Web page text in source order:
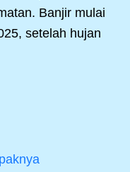
Banjir mulai
setelah hujan